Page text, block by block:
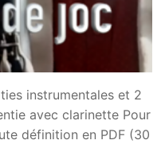
instrumentales et 2
avec clarinette Pour
définition en PDF (30